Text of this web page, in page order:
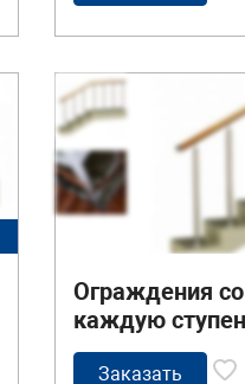
Ограждения
каждую
деревянным
ригелей
Заказать